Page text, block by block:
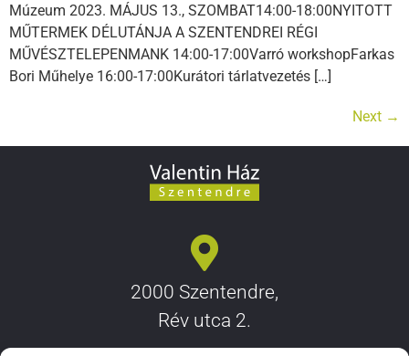
Múzeum 2023. MÁJUS 13., SZOMBAT14:00-18:00NYITOTT
MŰTERMEK DÉLUTÁNJA A SZENTENDREI RÉGI
MŰVÉSZTELEPENMANK 14:00-17:00Varró workshopFarkas
Bori Műhelye 16:00-17:00Kurátori tárlatvezetés […]
Next →
2000 Szentendre,
Rév utca 2.